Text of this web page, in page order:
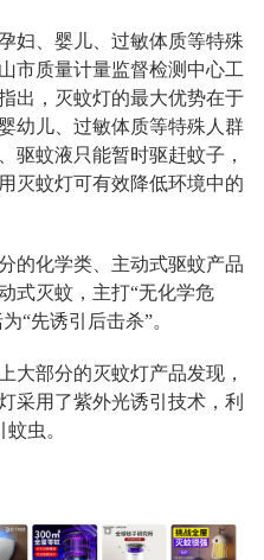
妇、婴儿、过敏体质等特殊
市质量计量监督检测中心工
出， 灭蚊灯的最大优势在于
幼儿、过敏体质等特殊人群
驱蚊液只能暂时驱赶蚊子，
灭蚊灯可有效降低环境中的
的化学类、主动式驱蚊产品
式灭蚊，主打“无化学危
“先诱引后击杀”。
大部分的灭蚊灯产品发现，
采用了紫外光诱引技术，利
虫。